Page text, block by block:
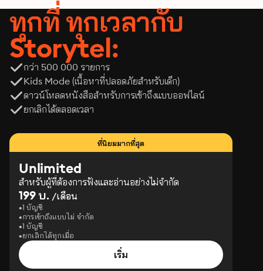
ทุกที่ ทุกเวลากับ
Storytel:
กว่า 500 000 รายการ
Kids Mode (เนื้อหาที่ปลอดภัยสำหรับเด็ก)
ดาวน์โหลดหนังสือสำหรับการเข้าถึงแบบออฟไลน์
ยกเลิกได้ตลอดเวลา
ที่นิยมมากที่สุด
Unlimited
สำหรับผู้ที่ต้องการฟังและอ่านอย่างไม่จำกัด
199 บ. /เดือน
1 บัญชี
การเข้าถึงแบบไม่ จำกัด
1 บัญชี
ยกเลิกได้ทุกเมื่อ
เริ่ม